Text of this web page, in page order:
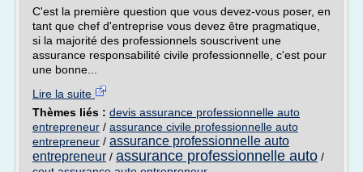
C'est la première question que vous devez-vous poser, en
tant que chef d'entreprise vous devez être pragmatique,
si la majorité des professionnels souscrivent une
assurance responsabilité civile professionnelle, c'est pour
une bonne...
Lire la suite
Thèmes liés : devis assurance professionnelle auto
entrepreneur / assurance civile professionnelle auto
entrepreneur / assurance professionnelle auto
entrepreneur / assurance professionnelle auto /